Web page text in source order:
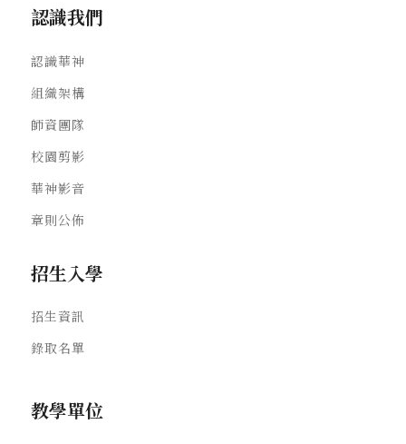
認識我們
認識華神
組織架構
師資團隊
校園剪影
華神影音
章則公佈
招生入學
招生資訊
錄取名單
教學單位